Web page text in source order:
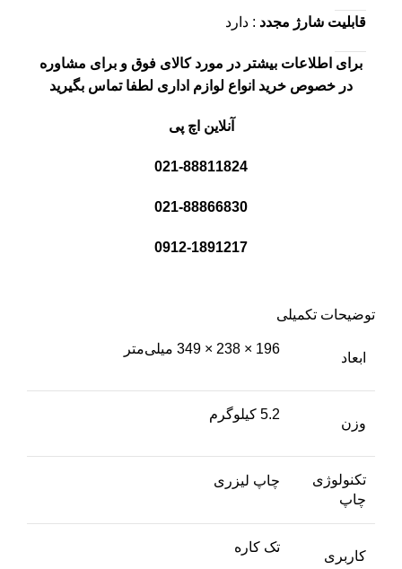
قابلیت شارژ مجدد : دارد
برای اطلاعات بیشتر در مورد کالای فوق و برای مشاوره
در خصوص خرید انواع لوازم اداری لطفا تماس بگیرید
آنلاین اچ پی
021-88811824
021-88866830
0912-1891217
توضیحات تکمیلی
ابعاد
196 × 238 × 349 میلی‌متر
وزن
5.2 کیلوگرم
تکنولوژی
چاپ
چاپ لیزری
کاربری
تک کاره